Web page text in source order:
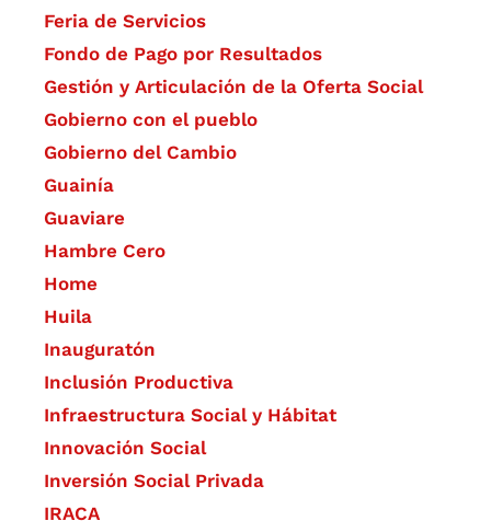
Feria de Servicios
Fondo de Pago por Resultados
Gestión y Articulación de la Oferta Social
Gobierno con el pueblo
Gobierno del Cambio
Guainía
Guaviare
Hambre Cero
Home
Huila
Inauguratón
Inclusión Productiva
Infraestructura Social y Hábitat
​Innovación Social
Inversión Social Privada
IRACA